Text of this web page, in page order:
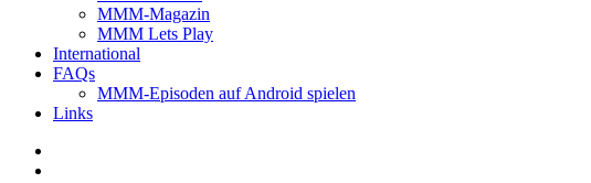
MMM-Magazin
MMM Lets Play
International
FAQs
MMM-Episoden auf Android spielen
Links